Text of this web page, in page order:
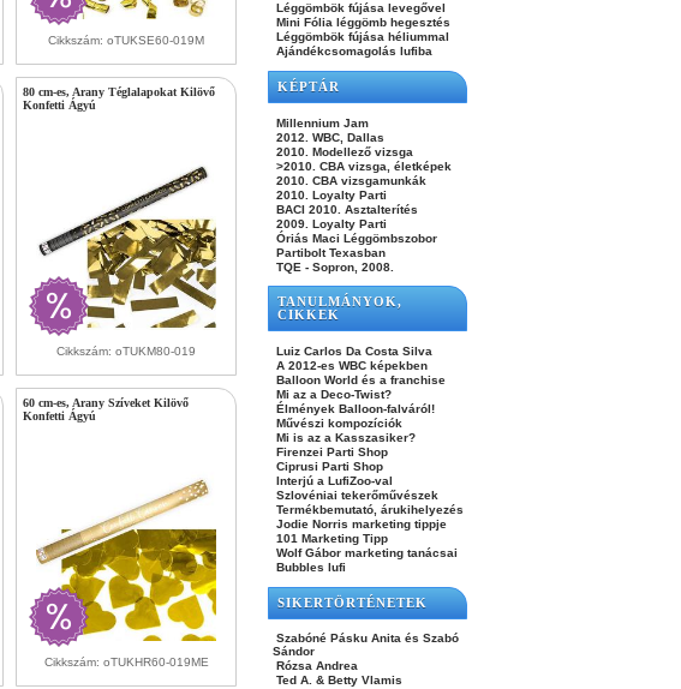
Cikkszám: oTUKSE60-019M
80 cm-es, Arany Téglalapokat Kilövő
Konfetti Ágyú
Cikkszám: oTUKM80-019
60 cm-es, Arany Szíveket Kilövő
Konfetti Ágyú
Cikkszám: oTUKHR60-019ME
Léggömbök fújása levegővel
Mini Fólia léggömb hegesztés
Léggömbök fújása héliummal
Ajándékcsomagolás lufiba
KÉPTÁR
Millennium Jam
2012. WBC, Dallas
2010. Modellező vizsga
>2010. CBA vizsga, életképek
2010. CBA vizsgamunkák
2010. Loyalty Parti
BACI 2010. Asztalterítés
2009. Loyalty Parti
Óriás Maci Léggömbszobor
Partibolt Texasban
TQE - Sopron, 2008.
TANULMÁNYOK,
CIKKEK
Luiz Carlos Da Costa Silva
A 2012-es WBC képekben
Balloon World és a franchise
Mi az a Deco-Twist?
Élmények Balloon-falváról!
Művészi kompozíciók
Mi is az a Kasszasiker?
Firenzei Parti Shop
Ciprusi Parti Shop
Interjú a LufiZoo-val
Szlovéniai tekerőművészek
Termékbemutató, árukihelyezés
Jodie Norris marketing tippje
101 Marketing Tipp
Wolf Gábor marketing tanácsai
Bubbles lufi
SIKERTÖRTÉNETEK
Szabóné Pásku Anita és Szabó
Sándor
Rózsa Andrea
Ted A. & Betty Vlamis